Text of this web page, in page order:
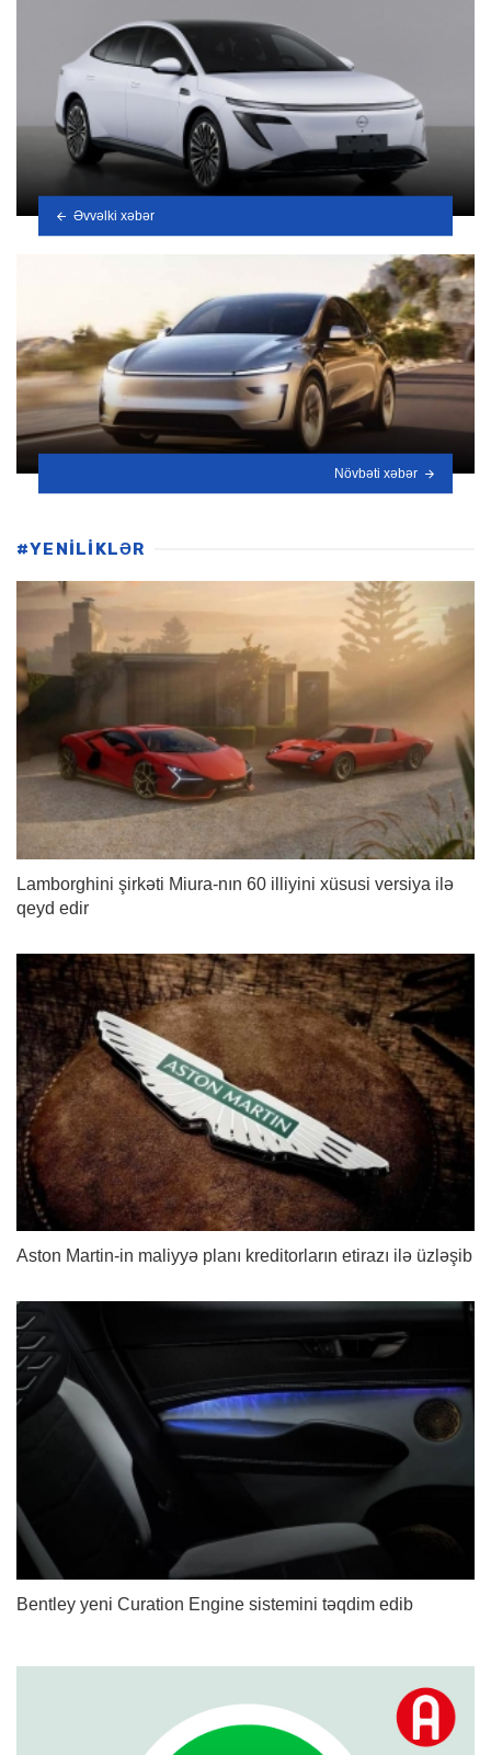
Əvvəlki xəbər
Növbəti xəbər
#YENİLİKLƏR
Lamborghini şirkəti Miura-nın 60 illiyini xüsusi versiya ilə
qeyd edir
Aston Martin-in maliyyə planı kreditorların etirazı ilə üzləşib
Bentley yeni Curation Engine sistemini təqdim edib